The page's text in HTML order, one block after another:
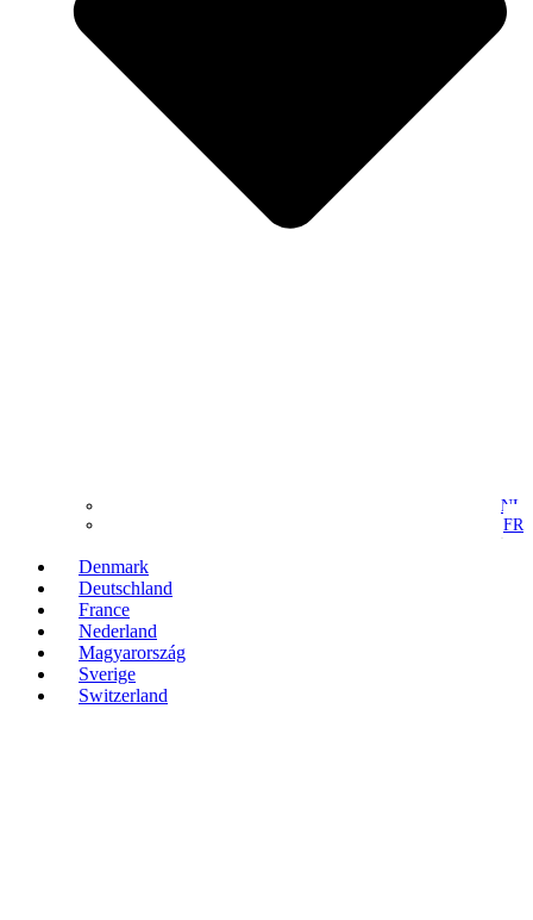
NL
FR
Denmark
Deutschland
France
Nederland
Magyarország
Sverige
Switzerland